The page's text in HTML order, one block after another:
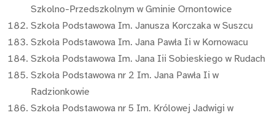
Szkolno-Przedszkolnym w Gminie Ornontowice
Szkoła Podstawowa Im. Janusza Korczaka w Suszcu
Szkoła Podstawowa Im. Jana Pawła Ii w Kornowacu
Szkoła Podstawowa Im. Jana Iii Sobieskiego w Rudach
Szkoła Podstawowa nr 2 Im. Jana Pawła Ii w
Radzionkowie
Szkoła Podstawowa nr 5 Im. Królowej Jadwigi w